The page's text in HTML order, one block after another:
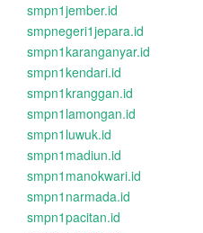
smpn1jember.id
smpnegeri1jepara.id
smpn1karanganyar.id
smpn1kendari.id
smpn1kranggan.id
smpn1lamongan.id
smpn1luwuk.id
smpn1madiun.id
smpn1manokwari.id
smpn1narmada.id
smpn1pacitan.id